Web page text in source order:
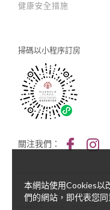
健康安全措施
掃碼以小程序訂房
關注我們：
本網站使用Cookies以
們的網站，即代表您